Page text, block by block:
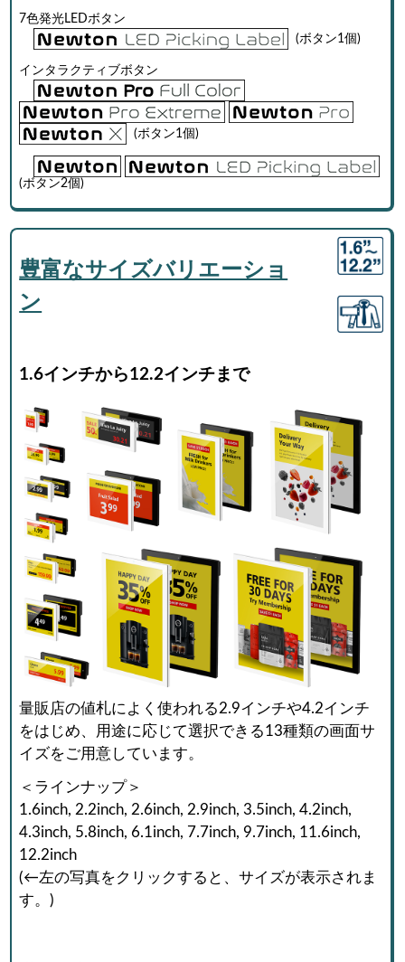
7色発光LEDボタン
(ボタン1個)
インタラクティブボタン
(ボタン1個)
(ボタン2個)
豊富なサイズバリエーショ
ン
1.6インチから12.2インチまで
量販店の値札によく使われる2.9インチや4.2インチ
をはじめ、用途に応じて選択できる13種類の画面サ
イズをご用意しています。
＜ラインナップ＞
1.6inch, 2.2inch, 2.6inch, 2.9inch, 3.5inch, 4.2inch,
4.3inch, 5.8inch, 6.1inch, 7.7inch, 9.7inch, 11.6inch,
12.2inch
(←左の写真をクリックすると、サイズが表示されま
す。)